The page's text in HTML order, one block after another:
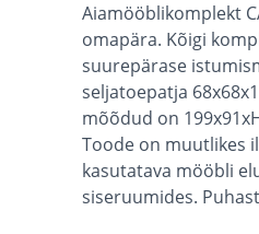
Aiamööblikomplekt
omapära. Kõigi
suurepärase
seljatoepatja
mõõdud on
Toode on muutlikes
kasutatava mööbli
siseruumides.